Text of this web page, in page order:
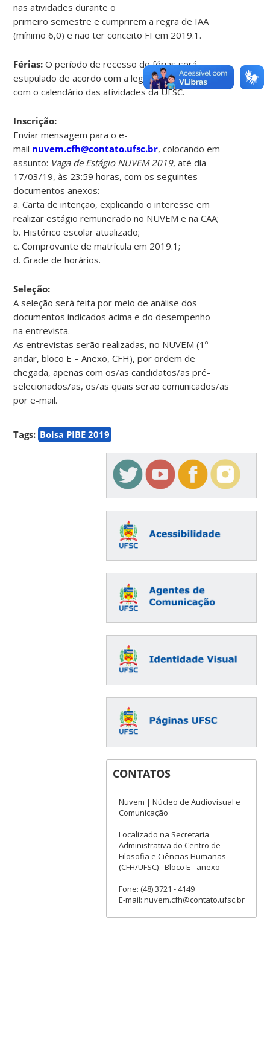
nas atividades durante o
primeiro semestre e cumprirem a regra de IAA
(mínimo 6,0) e não ter conceito FI em 2019.1.
Férias:O período de recesso de férias será
estipulado de acordo com a legislação de estágio e
com o calendário das atividades da UFSC.
Inscrição:
Enviar mensagem para o e-
mail nuvem.cfh@contato.ufsc.br, colocando em
assunto: Vaga de Estágio NUVEM 2019, até dia
17/03/19, às 23:59 horas, com os seguintes
documentos anexos:
a. Carta de intenção, explicando o interesse em
realizar estágio remunerado no NUVEM e na CAA;
b. Histórico escolar atualizado;
c. Comprovante de matrícula em 2019.1;
d. Grade de horários.
Seleção:
A seleção será feita por meio de análise dos
documentos indicados acima e do desempenho
na entrevista.
As entrevistas serão realizadas, no NUVEM (1º
andar, bloco E – Anexo, CFH), por ordem de
chegada, apenas com os/as candidatos/as pré-
selecionados/as, os/as quais serão comunicados/as
por e-mail.
Tags: Bolsa PIBE 2019
CONTATOS
Nuvem | Núcleo de Audiovisual e
Comunicação
Localizado na Secretaria
Administrativa do Centro de
Filosofia e Ciências Humanas
(CFH/UFSC) - Bloco E - anexo
Fone: (48) 3721 - 4149
E-mail: nuvem.cfh@contato.ufsc.br